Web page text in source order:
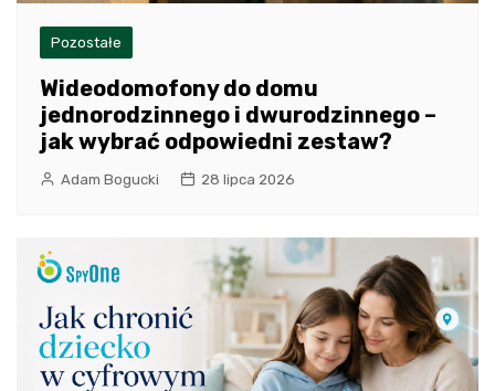
Pozostałe
Wideodomofony do domu
jednorodzinnego i dwurodzinnego –
jak wybrać odpowiedni zestaw?
Adam Bogucki 28 lipca 2026